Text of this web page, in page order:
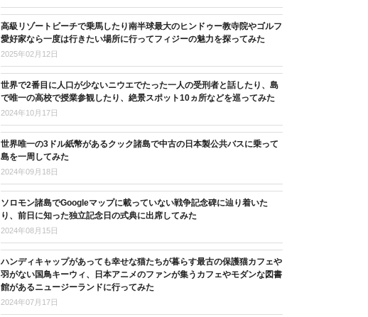
高級リゾートビーチで乗馬したり南半球最大のヒンドゥー教寺院やゴルフ
愛好家なら一度は行きたい場所に行ってフィジーの魅力を探ってみた
2025年02月12日
世界で2番目に人口が少ないニウエでたった一人の受刑者と話したり、島
で唯一の高校で授業参観したり、絶景スポット10ヵ所などを巡ってみた
2024年10月17日
世界唯一の3ドル紙幣があるクック諸島で中古の日本製公共バスに乗って
島を一周してみた
2024年09月18日
ソロモン諸島でGoogleマップに載っていない戦争記念碑に辿り着いた
り、前日に知った独立記念日の式典に出席してみた
2024年08月15日
ハンディキャップがあっても幸せな猫たちが暮らす最古の保護猫カフェや
羽がない国鳥キーウィ、日本アニメのファンが集うカフェやモダンな図書
館があるニュージーランドに行ってみた
2024年07月17日